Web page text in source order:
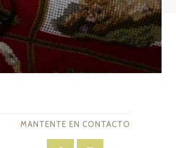
MANTENTE EN CONTACTO